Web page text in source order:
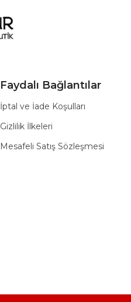
Faydalı Bağlantılar
İptal ve İade Koşulları
Gizlilik İlkeleri
Mesafeli Satış Sözleşmesi